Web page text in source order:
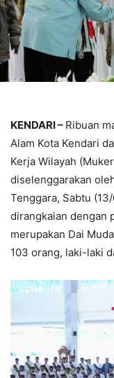
KENDARI – Ribuan
Alam Kota Kendari
Kerja Wilayah
diselenggarakan
Tenggara, Sabtu
dirangkaian dengan
merupakan Dai
103 orang, laki-laki